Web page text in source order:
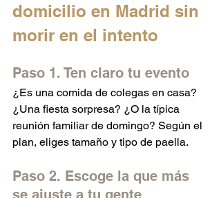
domicilio en Madrid sin
morir en el intento
Paso 1. Ten claro tu evento
¿Es una comida de colegas en casa?
¿Una fiesta sorpresa? ¿O la típica
reunión familiar de domingo? Según el
plan, eliges tamaño y tipo de paella.
Paso 2. Escoge la que más
se ajuste a tu gente